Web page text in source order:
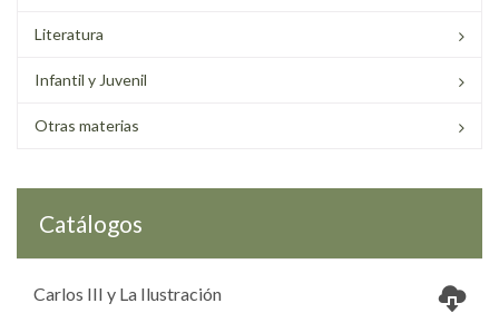
Literatura
Infantil y Juvenil
Otras materias
Catálogos
Carlos III y La Ilustración